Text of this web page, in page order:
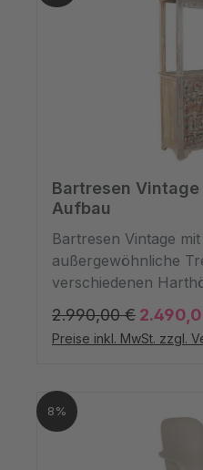
stickige Luft
Farbtönen und
Textur und die
machen dieses Fell
Blickfänger. Das Fell
60 cm und eine
Bartresen
Aufbau
Bartresen Vintage
außergewöhnliche
verschiedenen
sondern besticht
einzigartiges,
zusätzlicher
Sims, während
Metallbeschläge der
Vintage-Optik mit
Restpatina
2.990,00 €
Preise inkl. MwSt. zzgl.
8%